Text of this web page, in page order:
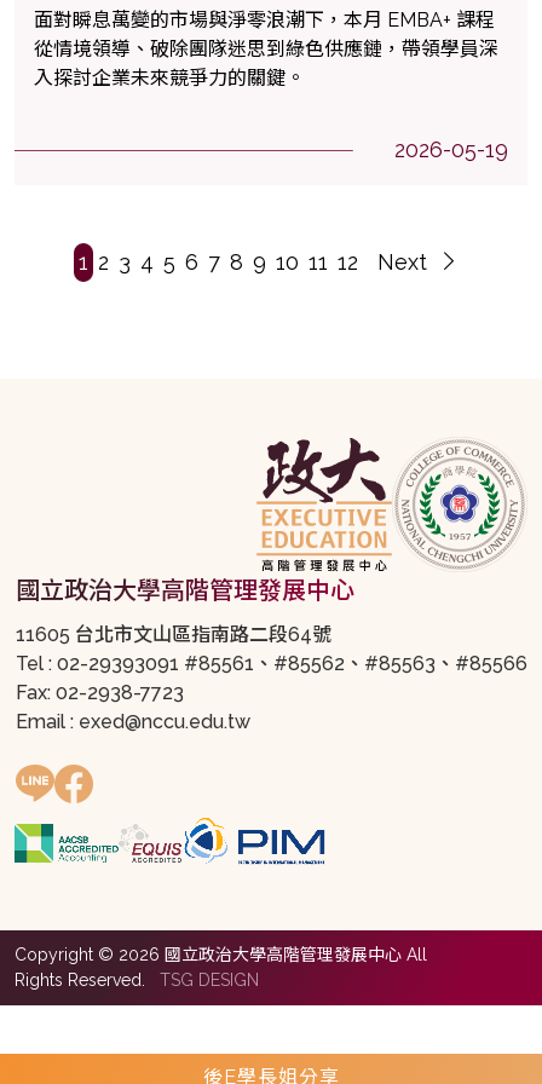
面對瞬息萬變的市場與淨零浪潮下，本月 EMBA+ 課程
從情境領導、破除團隊迷思到綠色供應鏈，帶領學員深
入探討企業未來競爭力的關鍵。
2026-05-19
1 2 3 4 5 6 7 8 9 10 11 12 Next
國立政治大學高階管理發展中心
11605 台北市文山區指南路二段64號
Tel : 02-29393091 #85561、#85562、#85563、#85566
Fax: 02-2938-7723
Email : exed@nccu.edu.tw
Copyright © 2026 國立政治大學高階管理發展中心 All
Rights Reserved. TSG DESIGN
後E學長姐分享